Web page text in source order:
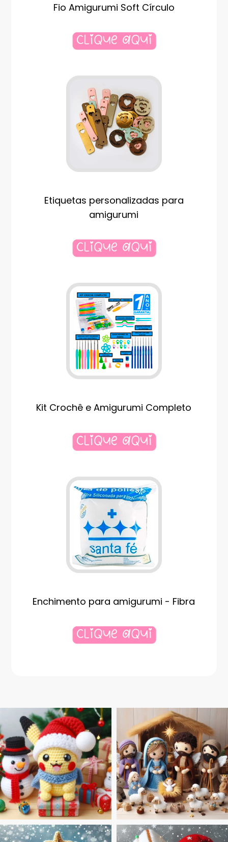
Fio Amigurumi Soft Círculo
Etiquetas personalizadas para
amigurumi
Kit Crochê e Amigurumi Completo
Enchimento para amigurumi - Fibra